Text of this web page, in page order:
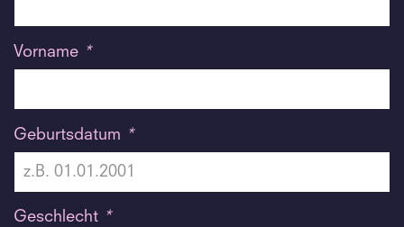
Vorname *
Geburtsdatum *
Geschlecht *